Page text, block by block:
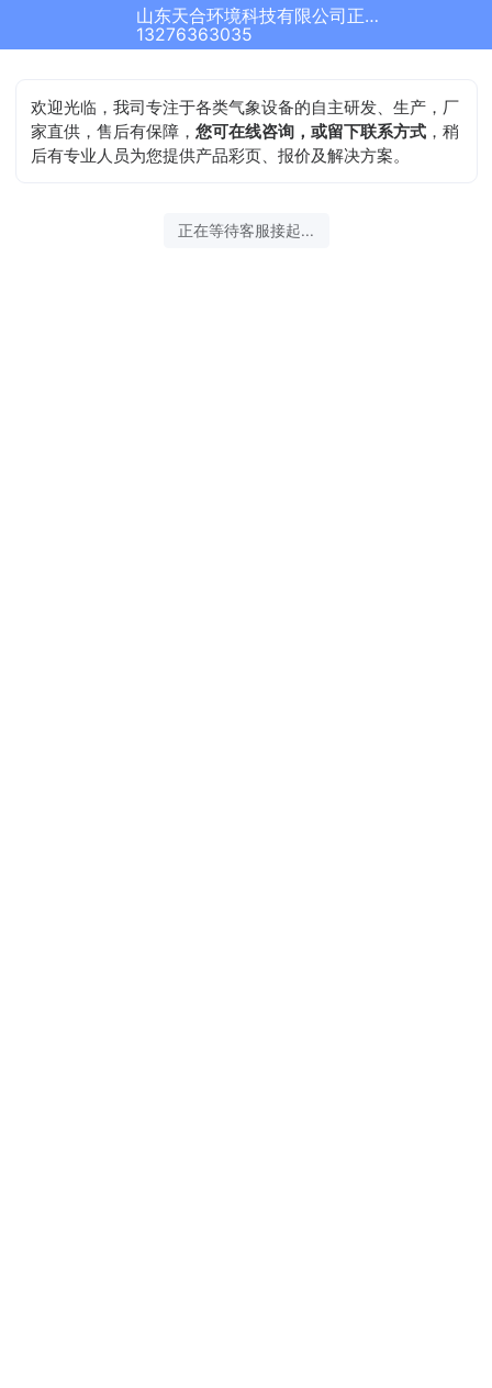
山东天合环境科技有限公司正在为您服务
13276363035
欢迎光临，我司专注于各类气象设备的自主研发、生产，厂
家直供，售后有保障，您可在线咨询，或留下联系方式 ，稍
后有专业人员为您提供产品彩页、报价及解决方案。
正在等待客服接起...